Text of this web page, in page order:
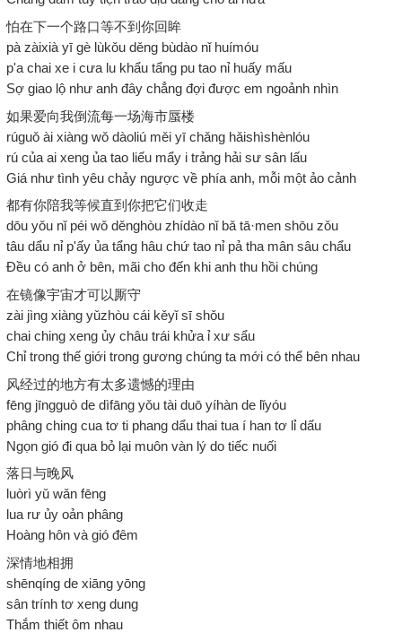
怕在下一个路口等不到你回眸
pà zàixià yī gè lùkǒu děng bùdào nǐ huímóu
p'a chai xe i cưa lu khẩu tẩng pu tao nỉ huấy mấu
Sợ giao lộ như anh đây chẳng đợi được em ngoảnh nhìn
如果爱向我倒流每一场海市蜃楼
rúguǒ ài xiàng wǒ dàoliú měi yī chǎng hǎishìshènlóu
rú của ai xeng ủa tao liếu mẩy i trảng hải sư sân lấu
Giá như tình yêu chảy ngược về phía anh, mỗi một ảo cảnh
都有你陪我等候直到你把它们收走
dōu yǒu nǐ péi wǒ děnghòu zhídào nǐ bǎ tā·men shōu zǒu
tâu dẩu nỉ p'ấy ủa tẩng hâu chứ tao nỉ pả tha mân sâu chẩu
Đều có anh ở bên, mãi cho đến khi anh thu hồi chúng
在镜像宇宙才可以厮守
zài jìng xiàng yǔzhòu cái kěyǐ sī shǒu
chai ching xeng ủy châu trái khửa ỉ xư sẩu
Chỉ trong thế giới trong gương chúng ta mới có thể bên nhau
风经过的地方有太多遗憾的理由
fēng jīngguò de dìfāng yǒu tài duō yíhàn de lǐyóu
phâng ching cua tơ ti phang dẩu thai tua í han tơ lỉ dấu
Ngọn gió đi qua bỏ lại muôn vàn lý do tiếc nuối
落日与晚风
luòrì yǔ wǎn fēng
lua rư ủy oản phâng
Hoàng hôn và gió đêm
深情地相拥
shēnqíng de xiāng yōng
sân trính tơ xeng dung
Thắm thiết ôm nhau